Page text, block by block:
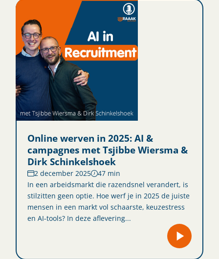
Online werven in 2025: AI &
campagnes met Tsjibbe Wiersma &
Dirk Schinkelshoek
2 december 2025
47 min
In een arbeidsmarkt die razendsnel verandert, is
stilzitten geen optie. Hoe werf je in 2025 de juiste
mensen in een markt vol schaarste, keuzestress
en AI-tools? In deze aflevering...